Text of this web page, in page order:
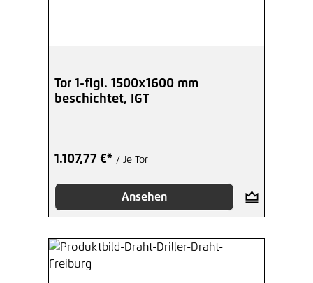
Tor 1-flgl. 1500x1600 mm
beschichtet, IGT
1.107,77 €* / Je Tor
Ansehen